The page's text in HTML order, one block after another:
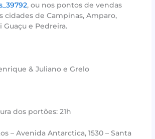
, ou nos pontos de vendas
cidades de Campinas, Amparo,
Guaçu e Pedreira.
& Juliano e Grelo
dos portões: 21h
– Avenida Antarctica, 1530 – Santa